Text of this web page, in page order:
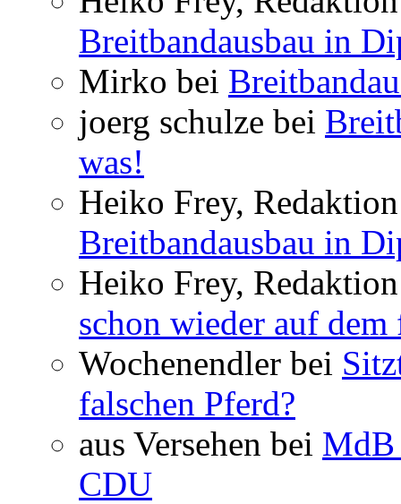
Breitbandausbau in
Mirko bei
joerg schulze bei
was!
Heiko Frey,
Breitbandausbau in
Heiko Frey,
schon wieder auf dem
Wochenendler bei
falschen Pferd?
aus Versehen bei MdB
CDU